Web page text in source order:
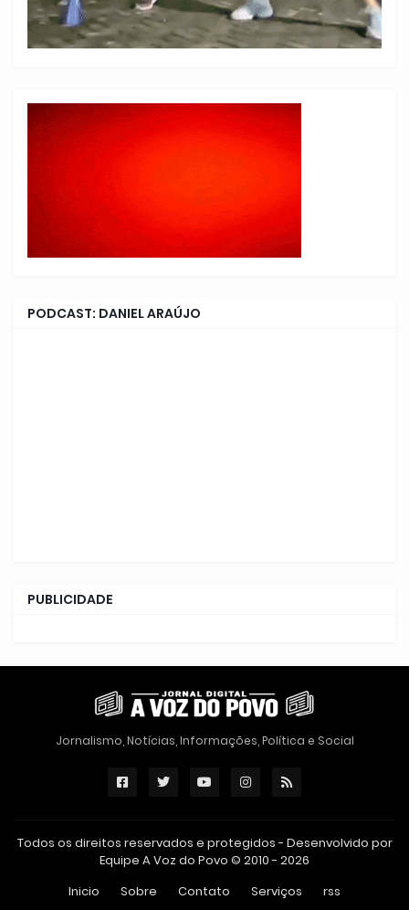
PODCAST: DANIEL ARAÚJO
PUBLICIDADE
Jornalismo, Notícias, Informações, Política e Social
Todos os direitos reservados e protegidos - Desenvolvido por
Equipe A Voz do Povo © 2010 - 2026
Inicio
Sobre Contato Serviços rss